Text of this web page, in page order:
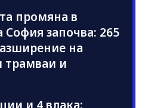
промяна в
София започва: 265
на
трамваи и